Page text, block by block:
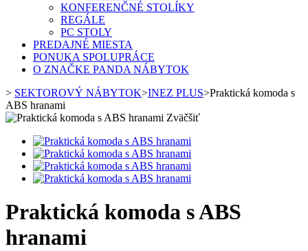
KONFERENČNÉ STOLÍKY
REGÁLE
PC STOLY
PREDAJNÉ MIESTA
PONUKA SPOLUPRÁCE
O ZNAČKE PANDA NÁBYTOK
> SEKTOROVÝ NÁBYTOK>INEZ PLUS>Praktická komoda s
ABS hranami
Zväčšiť
Praktická komoda s ABS
hranami